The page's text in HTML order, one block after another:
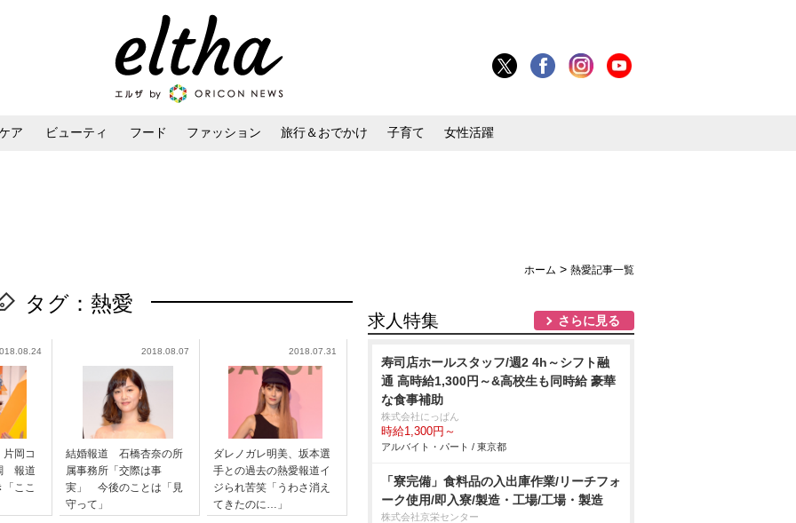
ア ビューティ フード ファッション 旅行＆おでかけ 子育て 女性活躍
ホーム > 熱愛記事一覧
タグ：熱愛
岡コ
報道
ここ
2018.08.07
結婚報道 石橋杏奈の所
属事務所「交際は事
実」 今後のことは「見
守って」
2018.07.31
ダレノガレ明美、坂本選
手との過去の熱愛報道イ
ジられ苦笑「うわさ消え
てきたのに…」
求人特集 さらに見る
寿司店ホールスタッフ/週2 4h～シフト融
通 高時給1,300円～&高校生も同時給 豪華
な食事補助
株式会社にっぱん
時給1,300円～
アルバイト・パート / 東京都
「寮完備」食料品の入出庫作業/リーチフォ
ーク使用/即入寮/製造・工場/工場・製造
株式会社京栄センター